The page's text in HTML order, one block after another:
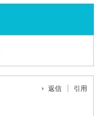
返信 引用